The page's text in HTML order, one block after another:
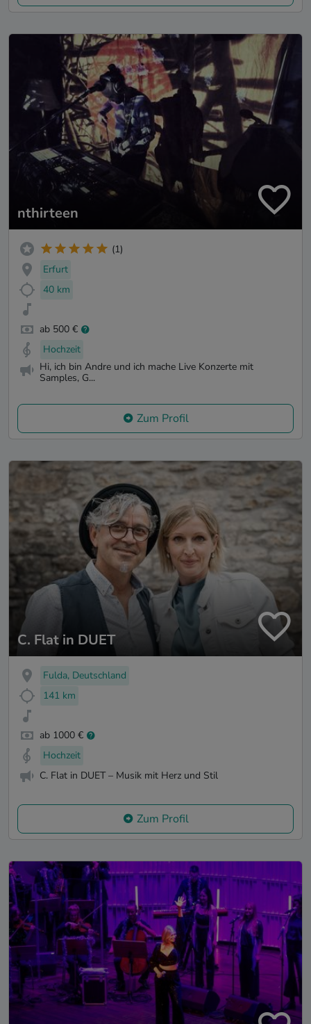
nthirteen
(1)
Erfurt
40 km
ab 500 €
Hochzeit
Hi, ich bin Andre und ich mache Live Konzerte mit
Samples, G...
Zum Profil
C. Flat in DUET
Fulda, Deutschland
141 km
ab 1000 €
Hochzeit
C. Flat in DUET – Musik mit Herz und Stil
Zum Profil